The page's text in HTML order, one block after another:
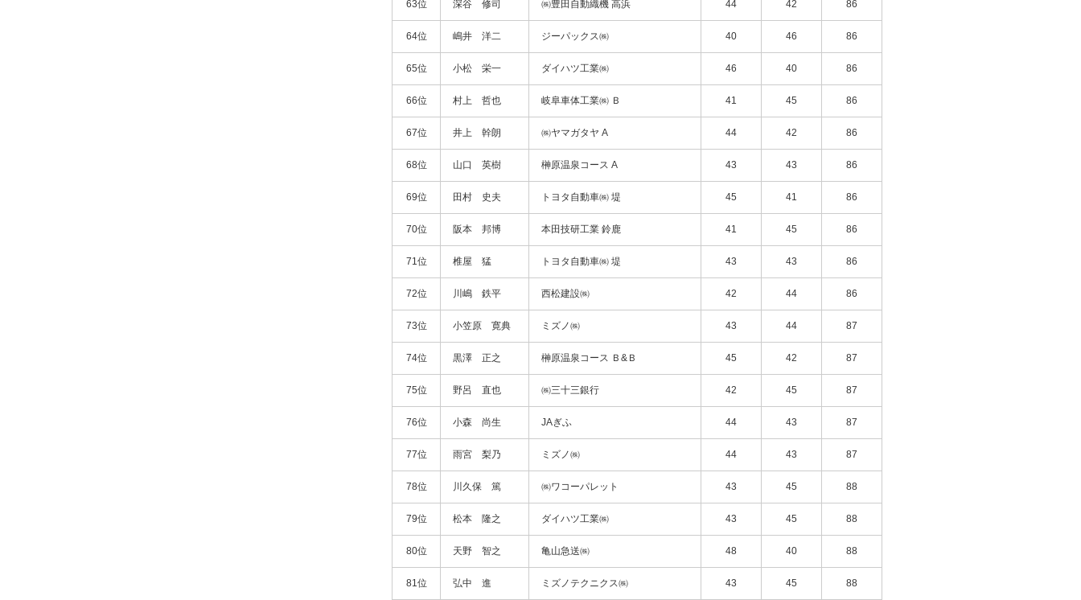
63位 深谷 修司 ㈱豊田自動織機 高浜 44 42 86
64位 嶋井 洋二 ジーパックス㈱ 40 46 86
65位 小松 栄一 ダイハツ工業㈱ 46 40 86
66位 村上 哲也 岐阜車体工業㈱ Ｂ 41 45 86
67位 井上 幹朗 ㈱ヤマガタヤ A 44 42 86
68位 山口 英樹 榊原温泉コース A 43 43 86
69位 田村 史夫 トヨタ自動車㈱ 堤 45 41 86
70位 阪本 邦博 本田技研工業 鈴鹿 41 45 86
71位 椎屋 猛 トヨタ自動車㈱ 堤 43 43 86
72位 川嶋 鉄平 西松建設㈱ 42 44 86
73位 小笠原 寛典 ミズノ㈱ 43 44 87
74位 黒澤 正之 榊原温泉コース Ｂ&Ｂ 45 42 87
75位 野呂 直也 ㈱三十三銀行 42 45 87
76位 小森 尚生 JAぎふ 44 43 87
77位 雨宮 梨乃 ミズノ㈱ 44 43 87
78位 川久保 篤 ㈱ワコーパレット 43 45 88
79位 松本 隆之 ダイハツ工業㈱ 43 45 88
80位 天野 智之 亀山急送㈱ 48 40 88
81位 弘中 進 ミズノテクニクス㈱ 43 45 88